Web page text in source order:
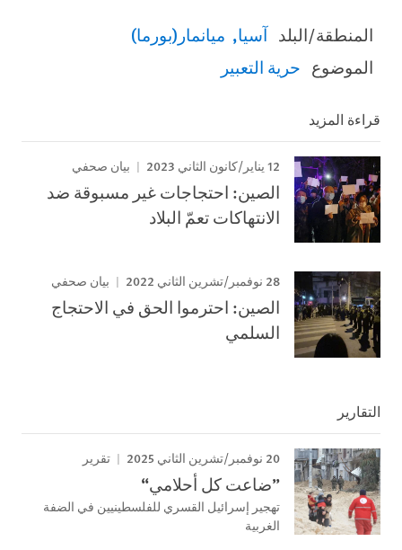
المنطقة/البلد آسيا ميانمار(بورما)
الموضوع حرية التعبير
قراءة المزيد
12 يناير/كانون الثاني 2023 بيان صحفي
الصين: احتجاجات غير مسبوقة ضد
الانتهاكات تعمّ البلاد
28 نوفمبر/تشرين الثاني 2022 بيان صحفي
الصين: احترموا الحق في الاحتجاج
السلمي
التقارير
20 نوفمبر/تشرين الثاني 2025 تقرير
”ضاعت كل أحلامي“
تهجير إسرائيل القسري للفلسطينيين في الضفة
الغربية